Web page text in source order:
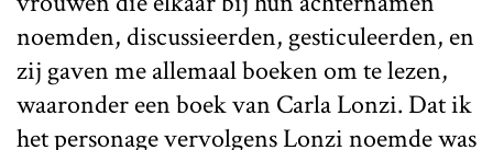
noemden, discussieerden, gesticuleerden, en
zij gaven me allemaal boeken om te lezen,
waaronder een boek van Carla Lonzi. Dat ik
het personage vervolgens Lonzi noemde was